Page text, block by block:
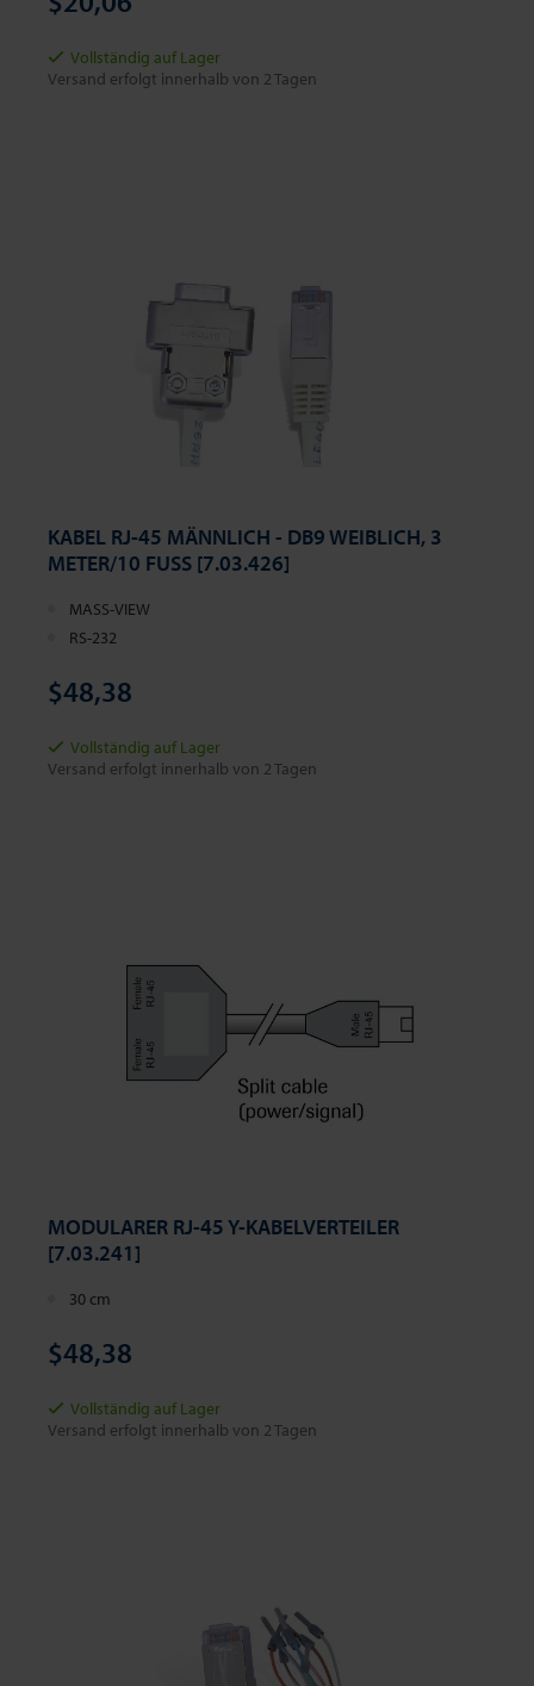
Vollständig auf Lager
Versand erfolgt innerhalb von 2 Tagen
KABEL RJ-45 MÄNNLICH - DB9 WEIBLICH, 3
METER/10 FUSS [7.03.426]
MASS-VIEW
RS-232
$48,38
Vollständig auf Lager
Versand erfolgt innerhalb von 2 Tagen
MODULARER RJ-45 Y-KABELVERTEILER
[7.03.241]
30 cm
$48,38
Vollständig auf Lager
Versand erfolgt innerhalb von 2 Tagen